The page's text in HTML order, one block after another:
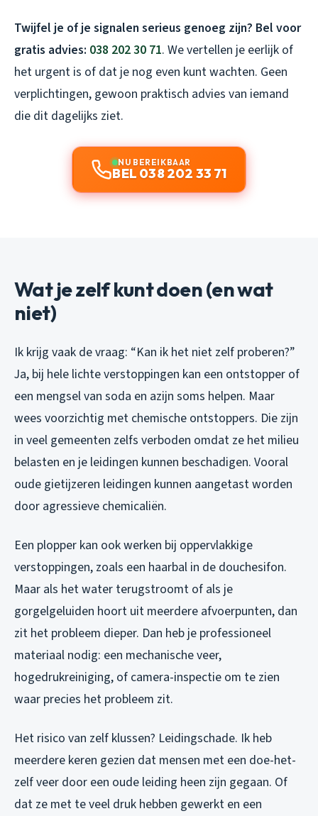
Twijfel je of je signalen serieus genoeg zijn? Bel voor
gratis advies: 038 202 30 71. We vertellen je eerlijk of
het urgent is of dat je nog even kunt wachten. Geen
verplichtingen, gewoon praktisch advies van iemand
die dit dagelijks ziet.
NU BEREIKBAAR
BEL 038 202 33 71
Wat je zelf kunt doen (en wat
niet)
Ik krijg vaak de vraag: “Kan ik het niet zelf proberen?”
Ja, bij hele lichte verstoppingen kan een ontstopper of
een mengsel van soda en azijn soms helpen. Maar
wees voorzichtig met chemische ontstoppers. Die zijn
in veel gemeenten zelfs verboden omdat ze het milieu
belasten en je leidingen kunnen beschadigen. Vooral
oude gietijzeren leidingen kunnen aangetast worden
door agressieve chemicaliën.
Een plopper kan ook werken bij oppervlakkige
verstoppingen, zoals een haarbal in de douchesifon.
Maar als het water terugstroomt of als je
gorgelgeluiden hoort uit meerdere afvoerpunten, dan
zit het probleem dieper. Dan heb je professioneel
materiaal nodig: een mechanische veer,
hogedrukreiniging, of camera-inspectie om te zien
waar precies het probleem zit.
Het risico van zelf klussen? Leidingschade. Ik heb
meerdere keren gezien dat mensen met een doe-het-
zelf veer door een oude leiding heen zijn gegaan. Of
dat ze met te veel druk hebben gewerkt en een